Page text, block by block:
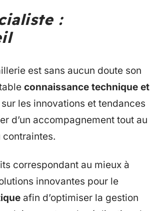
:
est sans aucun doute son
connaissance technique et
les innovations et tendances
d’un accompagnement tout au
contraintes.
correspondant au mieux à
innovantes pour le
afin d’optimiser la gestion